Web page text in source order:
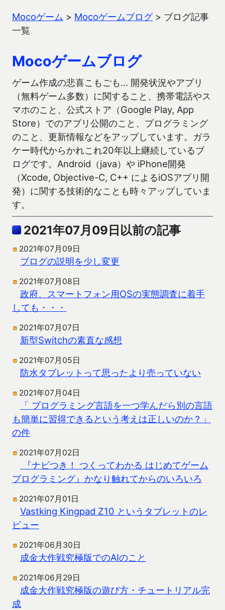
Mocoゲーム > Mocoゲームブログ> ブログ記事
一覧
Mocoゲームブログ
ゲーム作成の悲喜こもごも… 開発状況やアプリ
（無料ゲーム多数）に関すること、携帯電話やス
マホのこと、公式ストア（Google Play, App
Store）でのアプリ公開のこと、プログラミング
のこと、更新情報などをアップしています。ガラ
ケー時代からかれこれ20年以上継続しているブ
ログです。Android（java）や iPhone開発
（Xcode, Objective-C, C++ によるiOSアプリ開
発）に関する技術的なことも時々アップしていま
す。
2021年07月09日以前の記事
2021年07月09日
ブログの説明を少し変更
2021年07月08日
政府、スマートフォン用OSの実態調査に着手
しても・・・
2021年07月07日
新型Switchの素直な感想
2021年07月05日
防水タブレットって思ったより売っていない
2021年07月04日
「 プログラミング言語を一つ学んだら別の言語
も簡単に習得できるという考えは正しいのか？」
の件
2021年07月02日
『ナビつき！ つくってわかる はじめてゲーム
プログラミング』かなり触れてからのいろいろ
2021年07月01日
Vastking Kingpad Z10 というタブレットのレ
ビュー
2021年06月30日
成金大作戦究極版でのAIのこと
2021年06月29日
成金大作戦究極版の遊び方・チュートリアル完
成